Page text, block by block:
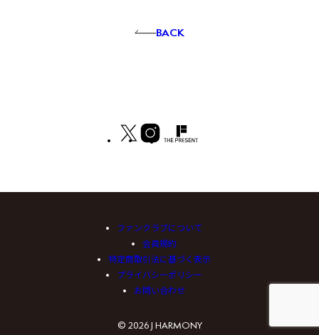
BACK
© 2026 J HARMONY
ファンクラブについて
会員規約
特定商取引法に基づく表示
プライバシーポリシー
お問い合わせ